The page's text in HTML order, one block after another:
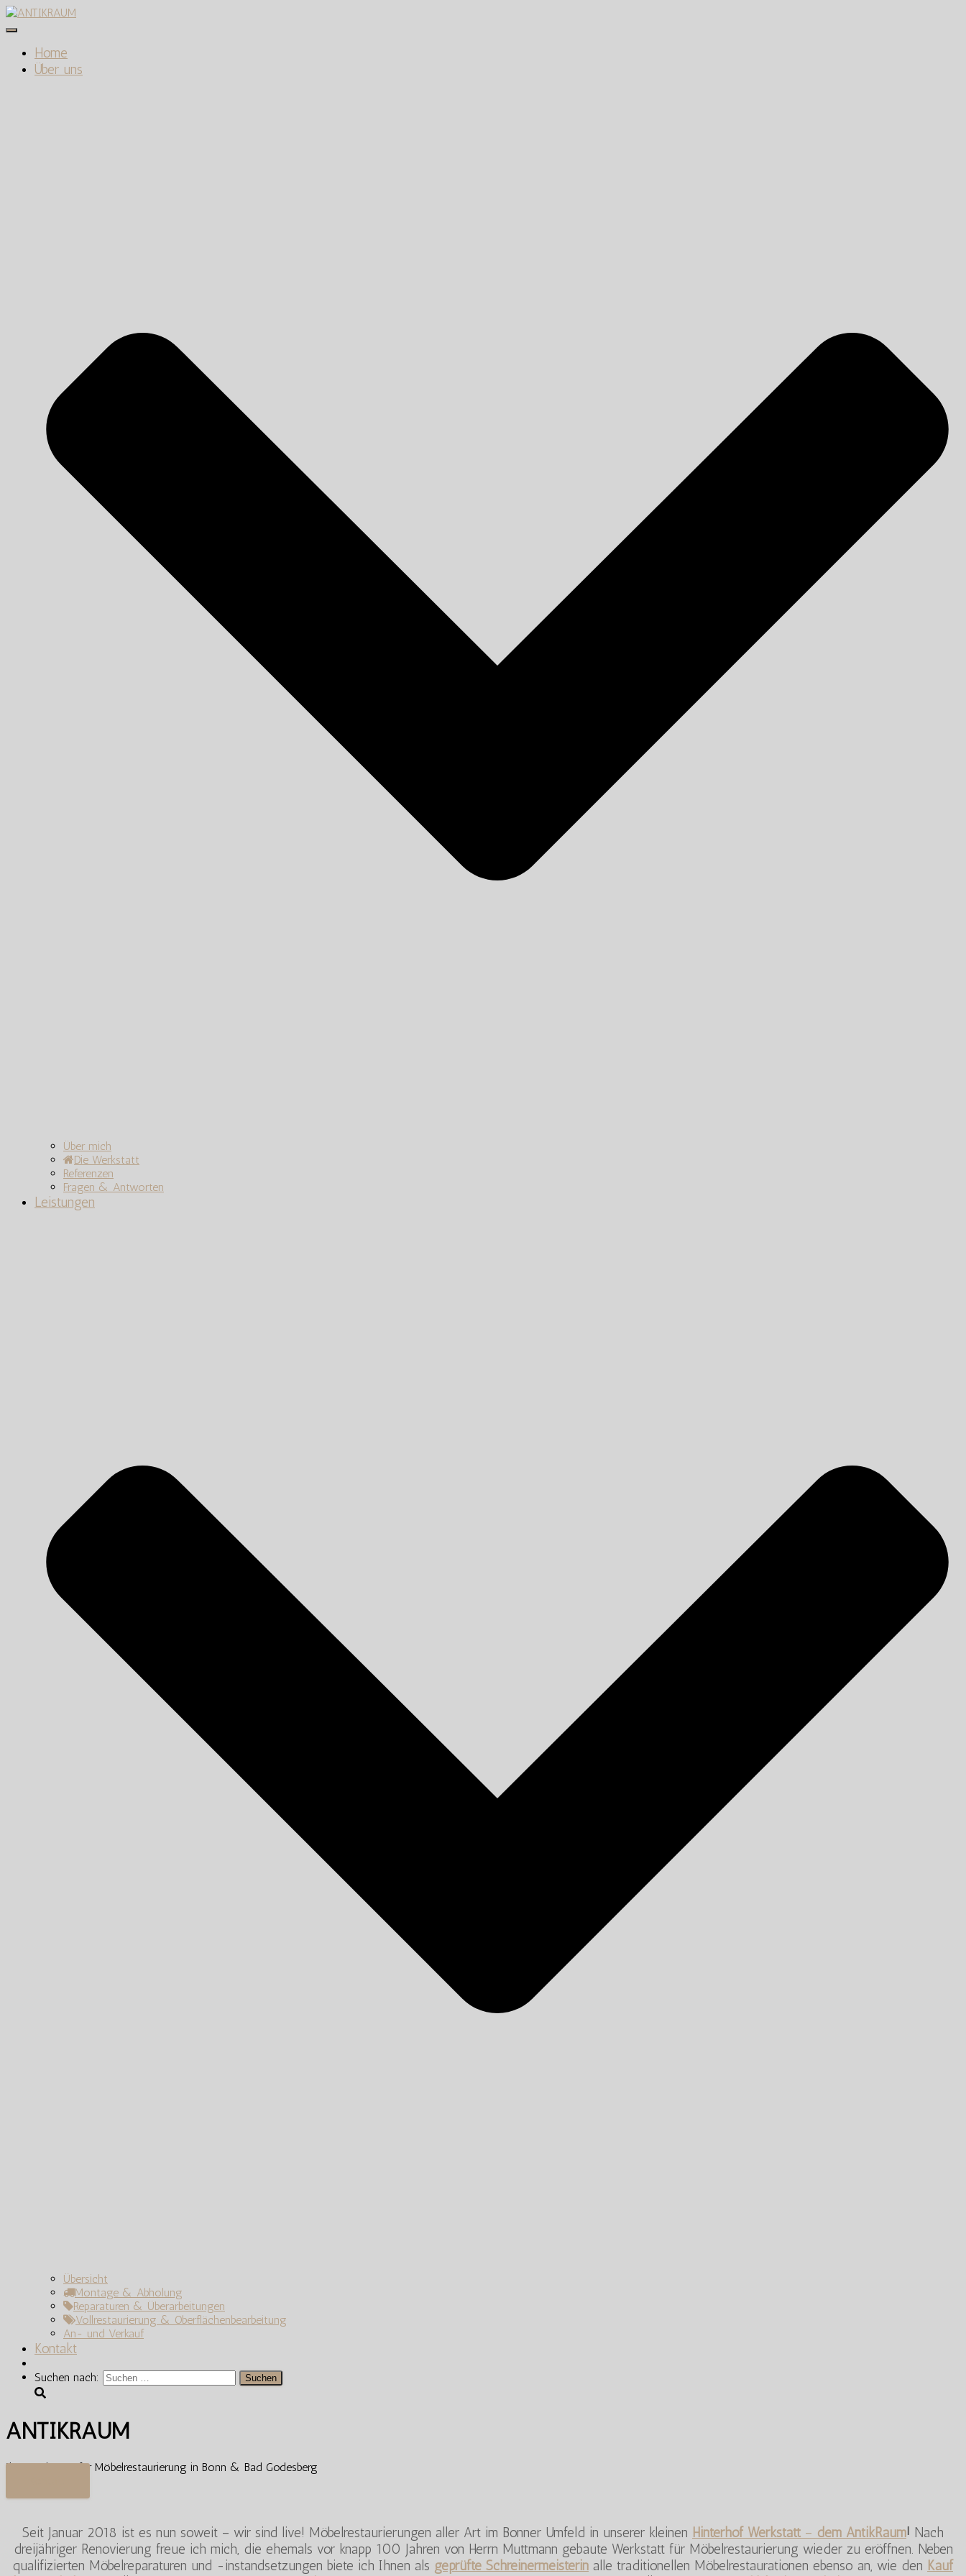
Navigation
umschalten
Home
Über uns
Über mich
Die Werkstatt
Referenzen
Fragen & Antworten
Leistungen
Übersicht
Montage & Abholung
Reparaturen & Überarbeitungen
Vollrestaurierung & Oberflächenbearbeitung
An- und Verkauf
Kontakt
Suchen nach:
ANTIKRAUM
Ihre Werkstatt für Möbelrestaurierung in Bonn & Bad Godesberg
Seit Januar 2018 ist es nun soweit – wir sind live! Möbelrestaurierungen aller Art im Bonner Umfeld in unserer kleinen Hinterhof Werkstatt – dem AntikRaum! Nach
dreijähriger Renovierung freue ich mich, die ehemals vor knapp 100 Jahren von Herrn Muttmann gebaute Werkstatt für Möbelrestaurierung wieder zu eröffnen. Neben
qualifizierten Möbelreparaturen und -instandsetzungen biete ich Ihnen als geprüfte Schreinermeisterin alle traditionellen Möbelrestaurationen ebenso an, wie den Kauf